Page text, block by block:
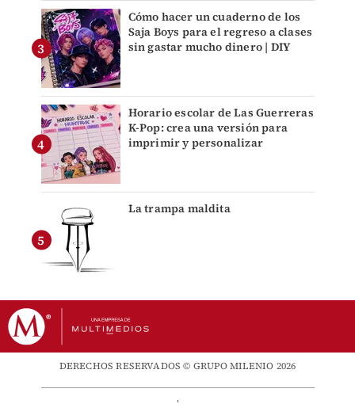
Cómo hacer un cuaderno de los
Saja Boys para el regreso a clases
sin gastar mucho dinero | DIY
Horario escolar de Las Guerreras
K-Pop: crea una versión para
imprimir y personalizar
La trampa maldita
DERECHOS RESERVADOS © GRUPO MILENIO 2026